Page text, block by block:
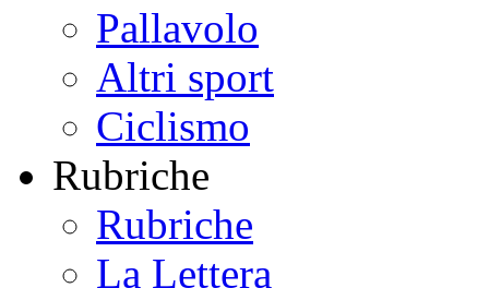
Pallavolo
Altri sport
Ciclismo
Rubriche
Rubriche
La Lettera